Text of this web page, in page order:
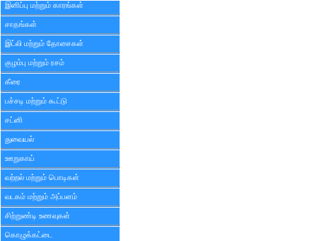
இனிப்பு மற்றும் காரங்கள்
சாதங்கள்
இட்லி மற்றும் தோசைகள்
குழம்பு மற்றும் ரசம்
கீரை
பச்சடி மற்றும் கூட்டு
சட்னி
துவையல்
ஊறுகாய்
வற்றல் மற்றும் பொடிகள்
வடகம் மற்றும் அப்பளம்
சிற்றுண்டி உணவுகள்
கொழுக்கட்டை